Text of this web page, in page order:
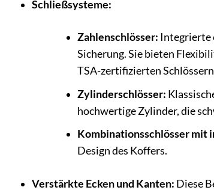
Schließsysteme:
Zahlenschlösser: Integrierte
Sicherung. Sie bieten
TSA-zertifizierten
Zylinderschlösser:
hochwertige Zylinder, die
Kombinationsschlösser mit
Design des Koffers.
Verstärkte Ecken und Kanten: Diese